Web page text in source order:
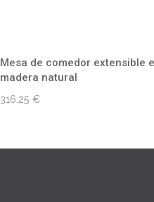
Mesa de comedor extensible
madera natural
316,25 €